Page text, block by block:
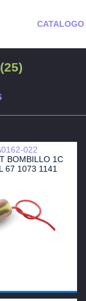
CATALOGO
022
BOMBILLO 1C
67 1073 1141